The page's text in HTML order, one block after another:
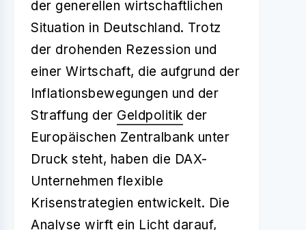
der generellen wirtschaftlichen
Situation in Deutschland. Trotz
der drohenden Rezession und
einer Wirtschaft, die aufgrund der
Inflationsbewegungen und der
Straffung der Geldpolitik der
Europäischen Zentralbank unter
Druck steht, haben die DAX-
Unternehmen flexible
Krisenstrategien entwickelt. Die
Analyse wirft ein Licht darauf,